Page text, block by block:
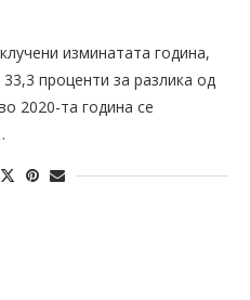
изминатата година,
проценти за разлика од
2020-та година се